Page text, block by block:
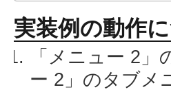
実装例の動作
「メニュー 2
ー 2」のタブメ